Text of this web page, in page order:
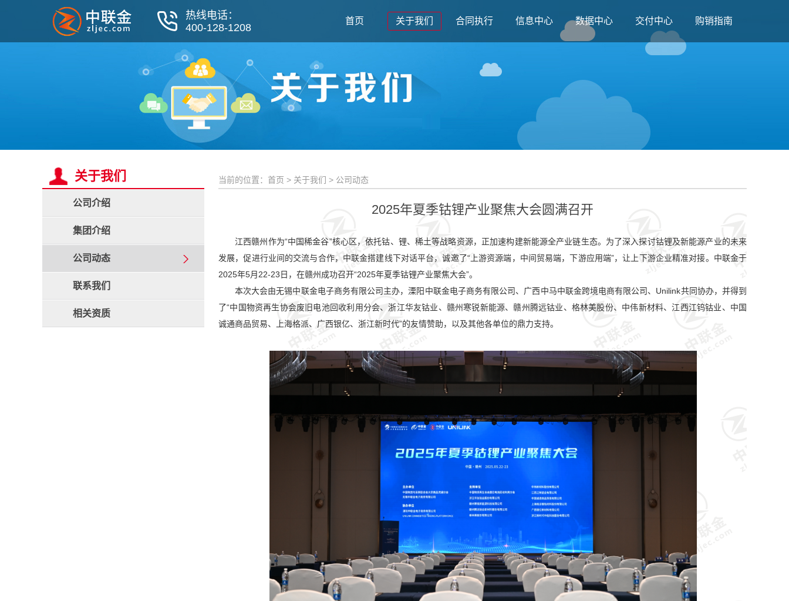
热线电话：
400-128-1208
首页 关于我们 合同执行 信息中心 数据中心 交付中心 购销指南
关于我们 当前的位置： 首页 > 关于我们 > 公司动态
公司介绍
集团介绍
公司动态
联系我们
相关资质
2025年夏季钴锂产业聚焦大会圆满召开
江西赣州作为“中国稀金谷”核心区，依托钴、锂、稀土等战略资源，正加速构建新能源全产业链生态。为了深入探讨钴锂及新能源产业的未来
发展，促进行业间的交流与合作，中联金搭建线下对话平台，诚邀了“上游资源端，中间贸易端，下游应用端”，让上下游企业精准对接。中联金于
2025年5月22-23日，在赣州成功召开“2025年夏季钴锂产业聚焦大会”。
本次大会由无锡中联金电子商务有限公司主办，溧阳中联金电子商务有限公司、广西中马中联金跨境电商有限公司、 Unilink共同协办，并得到
了“中国物资再生协会废旧电池回收利用分会、浙江华友钴业、赣州寒锐新能源、赣州腾远钴业、格林美股份、中伟新材料、江西江钨钴业、中国
诚通商品贸易、上海格派、广西银亿、浙江新时代”的友情赞助，以及其他各单位的鼎力支持。